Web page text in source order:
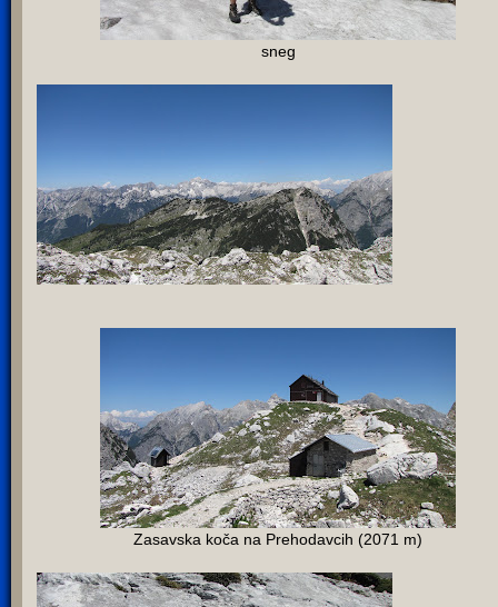
sneg
Zasavska koča na Prehodavcih (2071 m)